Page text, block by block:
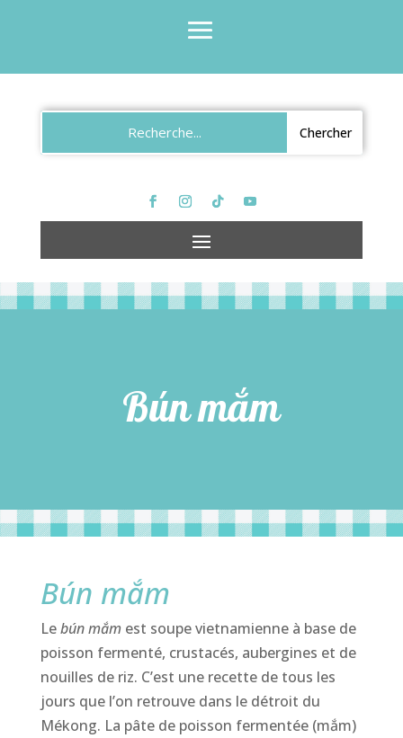
Bún mắm
Bún mắm
Lebún mắmest soupe vietnamienne à base de
poisson fermenté, crustacés, aubergines et de
nouilles de riz. C’est une recette de tous les
jours que l’on retrouve dans le détroit du
Mékong. La pâte de poisson fermentée (mắm)